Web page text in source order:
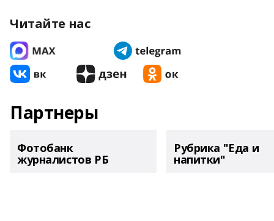
Читайте нас
Партнеры
Фотобанк
журналистов РБ
Рубрика "Еда и
напитки"